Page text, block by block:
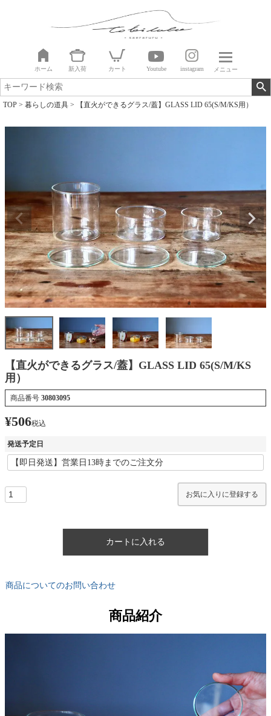
ホーム 新入荷 カート Youtube instagram メニュー
TOP 暮らしの道具 【直火ができるグラス/蓋】GLASS LID 65(S/M/KS用）
【直火ができるグラス/蓋】GLASS LID 65(S/M/KS
用）
商品番号 30803095
¥506税込
発送予定日
お気に入りに登録する
カートに入れる
商品についてのお問い合わせ
商品紹介